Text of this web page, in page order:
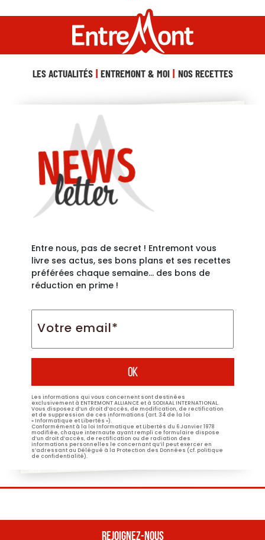
LES ACTUALITÉS ENTREMONT & MOI NOS RECETTES
Entre nous, pas de secret ! Entremont vous
livre ses actus, ses bons plans et ses recettes
préférées chaque semaine… des bons de
réduction en prime !
email*
Les informations qui vous concernent sont destinées
exclusivement à ENTREMONT ALLIANCE et à SODIAAL INTERNATIONAL.
Vous disposez d’un droit d’accès, de modification, de rectification
et de suppression de ces informations (art. 34 de la loi
« Informatique et Libertés »).
Conformément à la loi Informatique et Libertés du 6 Janvier 1978
modifiée, chaque internaute ayant rempli ce formulaire dispose
d’un droit d’accès, de rectification ou de radiation des
informations personnelles le concernant qu’il peut exercer en
s’adressant au Délégué à la Protection des Données (cf. politique
de confidentialité).
REJOIGNEZ-NOUS